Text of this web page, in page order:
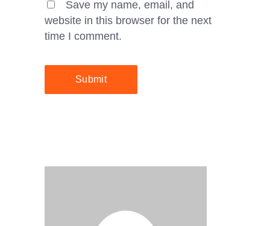
Save my name, email, and
website in this browser for the next
time I comment.
Submit